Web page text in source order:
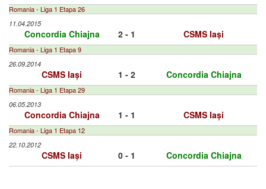
Romania - Liga 1 Etapa 26
11.04.2015
Concordia Chiajna 2 - 1 CSMS Iași
Romania - Liga 1 Etapa 9
26.09.2014
CSMS Iași 1 - 2 Concordia Chiajna
Romania - Liga 1 Etapa 29
06.05.2013
Concordia Chiajna 1 - 1 CSMS Iași
Romania - Liga 1 Etapa 12
22.10.2012
CSMS Iași 0 - 1 Concordia Chiajna